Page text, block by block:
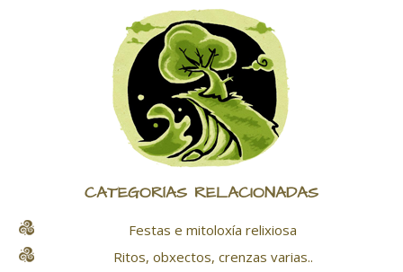
CATEGORÍAS RELACIONADAS
Festas e mitoloxía relixiosa
Ritos, obxectos, crenzas varias..